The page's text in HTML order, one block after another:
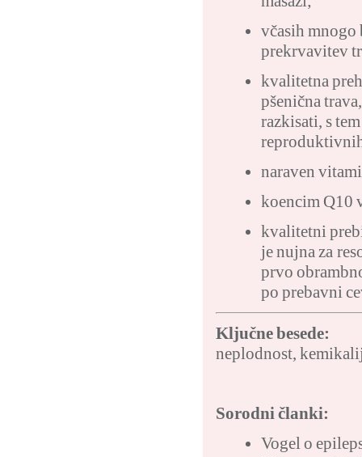
včasih
prekrvavitev
kvalitetna
pšenična
razkisati, s
naraven
koencim Q10
kvalitetni
je nujna za
prvo
po prebavni
Ključne besede:
neplodnost,
Sorodni članki:
Vogel o